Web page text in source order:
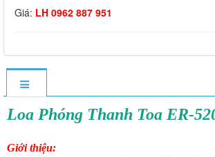
Giá: LH 0962 887 951
Loa Phóng Thanh Toa ER-
Giới thiệu: